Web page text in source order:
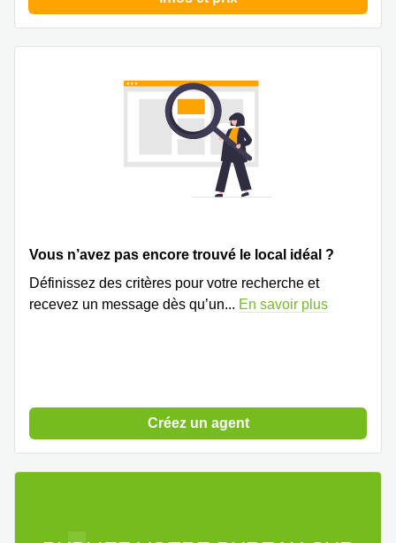
Vous n’avez pas encore trouvé le local idéal ?
Définissez des critères pour votre recherche et
recevez un message dès qu’un... En savoir plus
Créez un agent